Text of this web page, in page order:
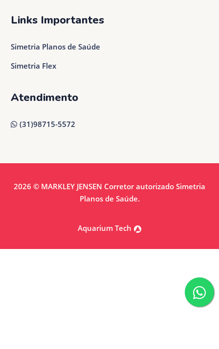
Links Importantes
Simetria Planos de Saúde
Simetria Flex
Atendimento
(31)98715-5572
2026 © MARKLEY JENSEN Corretor autorizado Simetria
Planos de Saúde.
Aquarium Tech